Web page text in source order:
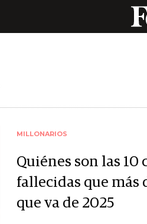
MILLONARIOS
Quiénes son las 10
fallecidas que más
que va de 2025